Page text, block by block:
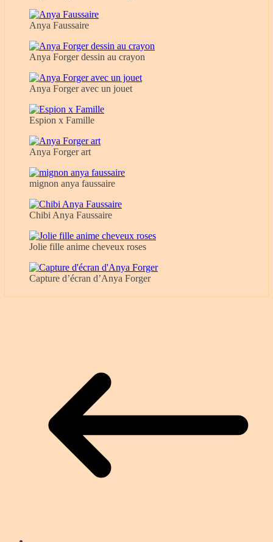
Anya Faussaire
Anya Forger dessin au crayon
Anya Forger avec un jouet
Espion x Famille
Anya Forger art
mignon anya faussaire
Chibi Anya Faussaire
Jolie fille anime cheveux roses
Capture d’écran d’Anya Forger